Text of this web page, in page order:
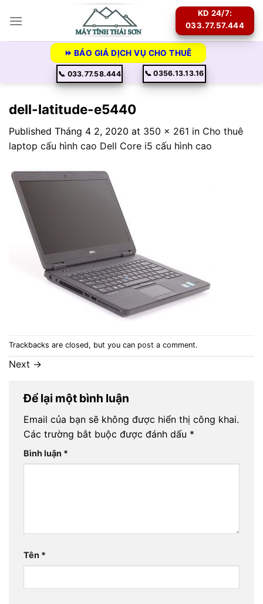
KD 24/7:
033.77.57.444
⏩ BÁO GIÁ DỊCH VỤ CHO THUÊ
📞 033.77.58.444 📞 0356.13.13.16
dell-latitude-e5440
Published Tháng 4 2, 2020 at 350 × 261 in Cho thuê
laptop cấu hình cao Dell Core i5 cấu hình cao
Trackbacks are closed, but you can post a comment.
Next →
Để lại một bình luận
Email của bạn sẽ không được hiển thị công khai.
Các trường bắt buộc được đánh dấu *
Bình luận *
Tên *